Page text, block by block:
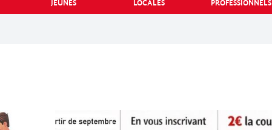
JEUNES
LOCALES
PROFESSIONNELS